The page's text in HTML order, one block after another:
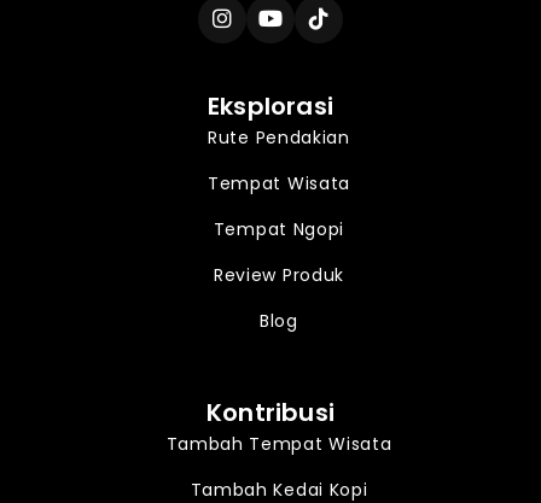
Eksplorasi
Rute Pendakian
Tempat Wisata
Tempat Ngopi
Review Produk
Blog
Kontribusi
Tambah Tempat Wisata
Tambah Kedai Kopi